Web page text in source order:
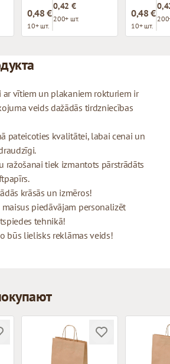
0,48 €
10+ шт.
0,42 €
200+ шт. 0,48 €
10+ шт.
ar vītiem un plakaniem rokturiem ir
veids dažādās tirdzniecības
pateicoties kvalitātei, labai cenai un
ražošanai tiek izmantots pārstrādāts
krāsās un izmēros!
piedāvājam personalizēt
tehnikā!
būs lielisks reklāmas veids!